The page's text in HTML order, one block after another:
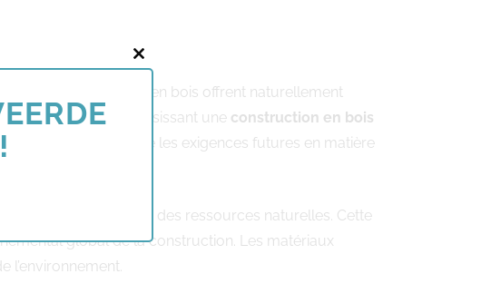
Les structures en bois offrent naturellement
le long terme. En choisissant une construction en bois
strictes et qui anticipe les exigences futures en matière
et la préservation des ressources naturelles. Cette
global de la construction. Les matériaux
l’environnement.
Close
this
module